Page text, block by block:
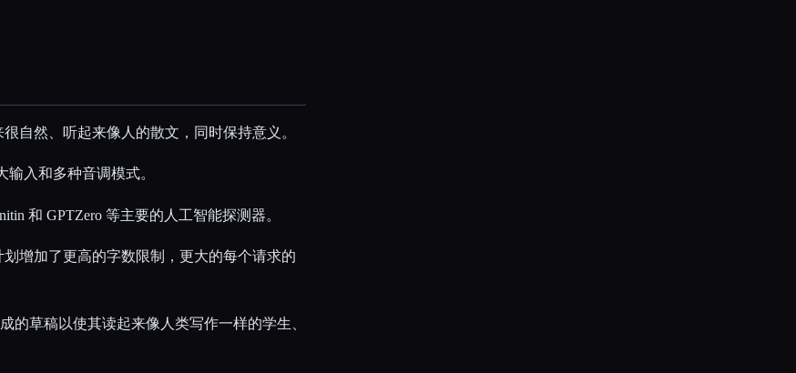
自然、听起来像人的散文，同时保持意义。
输入和多种音调模式。
和 GPTZero 等主要的人工智能探测器。
增加了更高的字数限制，更大的每个请求的
的草稿以使其读起来像人类写作一样的学生、